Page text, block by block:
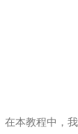
本教程中，